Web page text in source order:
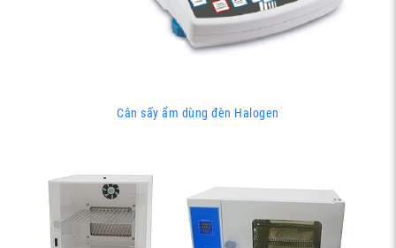
Cân sấy ẩm dùng đèn Halogen